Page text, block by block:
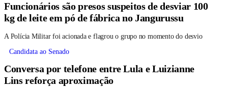
Funcionários são presos suspeitos de desviar 100
kg de leite em pó de fábrica no Jangurussu
A Polícia Militar foi acionada e flagrou o grupo no momento do desvio
Candidata ao Senado
Conversa por telefone entre Lula e Luizianne
Lins reforça aproximação